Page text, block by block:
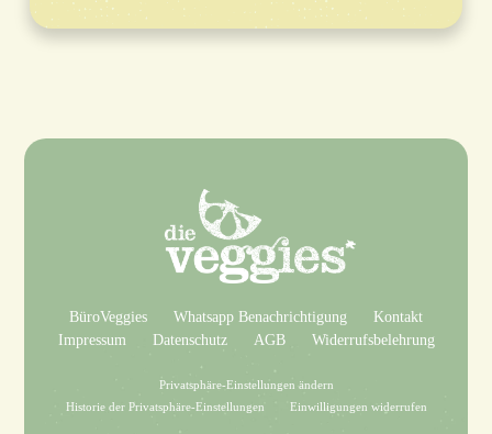
BüroVeggies Whatsapp Benachrichtigung
Kontakt
Impressum
Datenschutz AGB Widerrufsbelehrung
Privatsphäre-Einstellungen ändern
Historie der Privatsphäre-Einstellungen
Einwilligungen widerrufen